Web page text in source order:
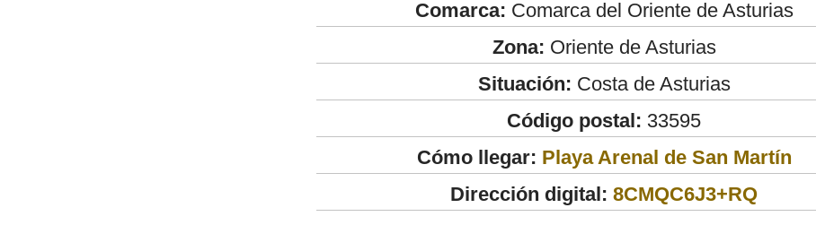
Comarca: Comarca del Oriente de Asturias
Zona: Oriente de Asturias
Situación: Costa de Asturias
Código postal: 33595
Cómo llegar: Playa Arenal de San Martín
Dirección digital: 8CMQC6J3+RQ